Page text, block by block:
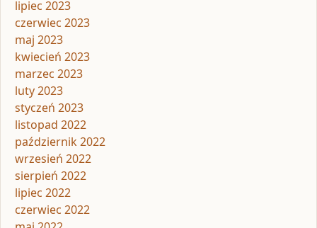
lipiec 2023
czerwiec 2023
maj 2023
kwiecień 2023
marzec 2023
luty 2023
styczeń 2023
listopad 2022
październik 2022
wrzesień 2022
sierpień 2022
lipiec 2022
czerwiec 2022